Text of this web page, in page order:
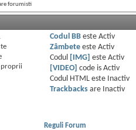
forumisti
proprii
Codul BBeste Activ
Zâmbeteeste Activ
Codul
[IMG] este Activ
[VIDEO] code is Activ
Codul HTML este
Inactiv
Trackbacksare
Inactiv
Reguli Forum